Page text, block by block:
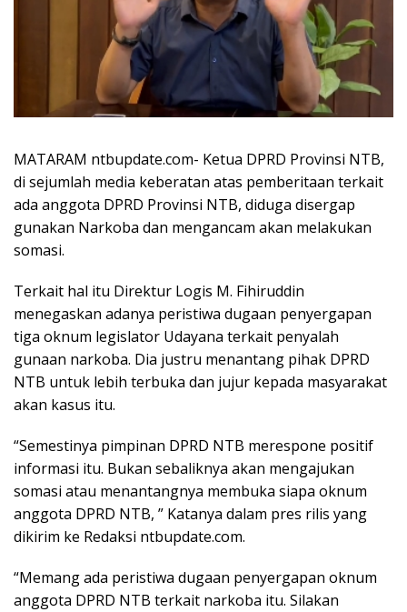
MATARAM ntbupdate.com- Ketua DPRD Provinsi NTB,
di sejumlah media keberatan atas pemberitaan terkait
ada anggota DPRD Provinsi NTB, diduga disergap
gunakan Narkoba dan mengancam akan melakukan
somasi.
Terkait hal itu Direktur Logis M. Fihiruddin
menegaskan adanya peristiwa dugaan penyergapan
tiga oknum legislator Udayana terkait penyalah
gunaan narkoba. Dia justru menantang pihak DPRD
NTB untuk lebih terbuka dan jujur kepada masyarakat
akan kasus itu.
“Semestinya pimpinan DPRD NTB merespone positif
informasi itu. Bukan sebaliknya akan mengajukan
somasi atau menantangnya membuka siapa oknum
anggota DPRD NTB, ” Katanya dalam pres rilis yang
dikirim ke Redaksi ntbupdate.com.
“Memang ada peristiwa dugaan penyergapan oknum
anggota DPRD NTB terkait narkoba itu. Silakan